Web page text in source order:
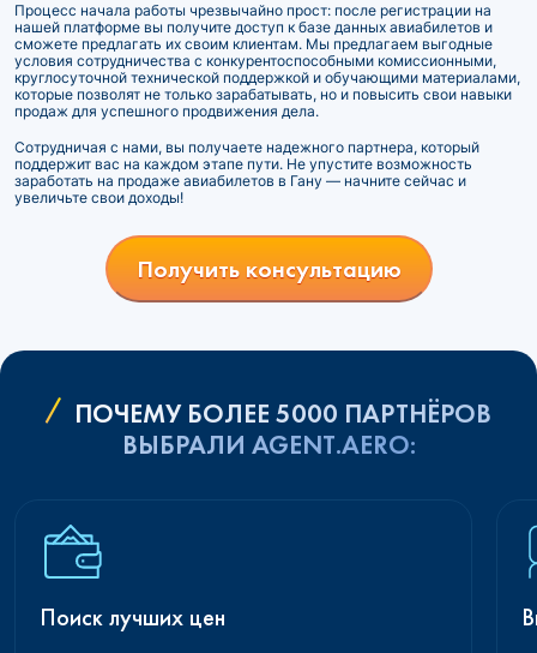
Процесс начала работы чрезвычайно прост: после регистрации на
нашей платформе вы получите доступ к базе данных авиабилетов и
сможете предлагать их своим клиентам. Мы предлагаем выгодные
условия сотрудничества с конкурентоспособными комиссионными,
круглосуточной технической поддержкой и обучающими материалами,
которые позволят не только зарабатывать, но и повысить свои навыки
продаж для успешного продвижения дела.
Сотрудничая с нами, вы получаете надежного партнера, который
поддержит вас на каждом этапе пути. Не упустите возможность
заработать на продаже авиабилетов в Гану — начните сейчас и
увеличьте свои доходы!
Получить консультацию
ПОЧЕМУ БОЛЕЕ 5000 ПАРТНЁРОВ
ВЫБРАЛИ AGENT.AERO:
Поиск лучших цен